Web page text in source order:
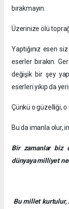
bırakmayın.
Üzerinize ölü
Yaptığınız esen
eserler bırakın.
değişik bir şey
eserleri yıkıp da
Çünkü o güzelliği, o
Bu da imanla olur,
Bir zamanlar biz
dünyaya milliyet
Bu millet kurtulur,